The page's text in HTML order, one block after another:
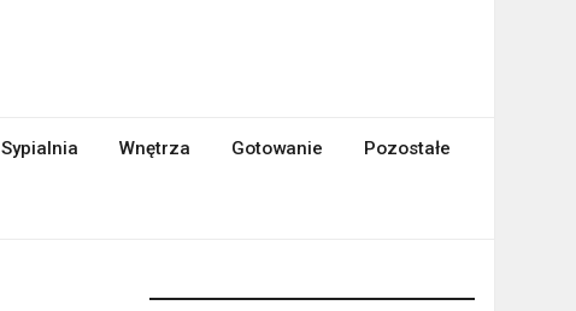
Sypialnia Wnętrza Gotowanie Pozostałe